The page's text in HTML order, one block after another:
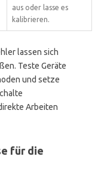
aus oder lasse es
kalibrieren.
lassen sich
Teste Geräte
und setze
Arbeiten
für die